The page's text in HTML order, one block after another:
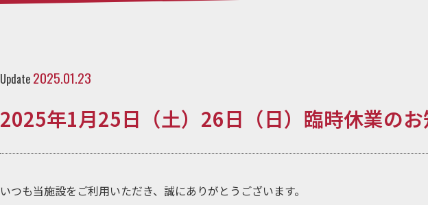
Update 2025.01.23
2025年1月25日（土）26日（日）臨時休業の
いつも当施設をご利用いただき、誠にありがとうございます。